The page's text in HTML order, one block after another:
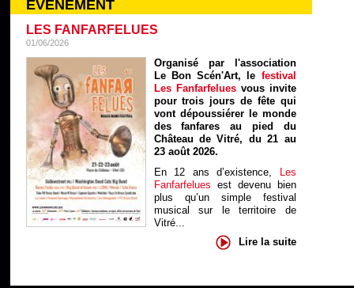
EVENEMENT
LES FANFARFELUES
01/06/2026
Organisé par l'association
Le Bon Scén'Art, le festival
Les Fanfarfelues vous invite
pour trois jours de fête qui
vont dépoussiérer le monde
des fanfares au pied du
Château de Vitré, du 21 au
23 août 2026.
En 12 ans d’existence, Les
Fanfarfelues est devenu bien
plus qu’un simple festival
musical sur le territoire de
Vitré...
Lire la suite